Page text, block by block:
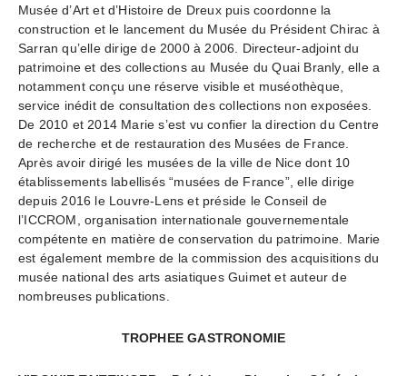
Musée d’Art et d’Histoire de Dreux puis coordonne la
construction et le lancement du Musée du Président Chirac à
Sarran qu’elle dirige de 2000 à 2006. Directeur-adjoint du
patrimoine et des collections au Musée du Quai Branly, elle a
notamment conçu une réserve visible et muséothèque,
service inédit de consultation des collections non exposées.
De 2010 et 2014 Marie s’est vu confier la direction du Centre
de recherche et de restauration des Musées de France.
Après avoir dirigé les musées de la ville de Nice dont 10
établissements labellisés “musées de France”, elle dirige
depuis 2016 le Louvre-Lens et préside le Conseil de
l’ICCROM, organisation internationale gouvernementale
compétente en matière de conservation du patrimoine. Marie
est également membre de la commission des acquisitions du
musée national des arts asiatiques Guimet et auteur de
nombreuses publications.
TROPHEE GASTRONOMIE